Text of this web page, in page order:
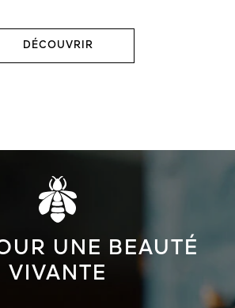
DÉCOUVRIR
UNE BEAUTÉ
VIVANTE